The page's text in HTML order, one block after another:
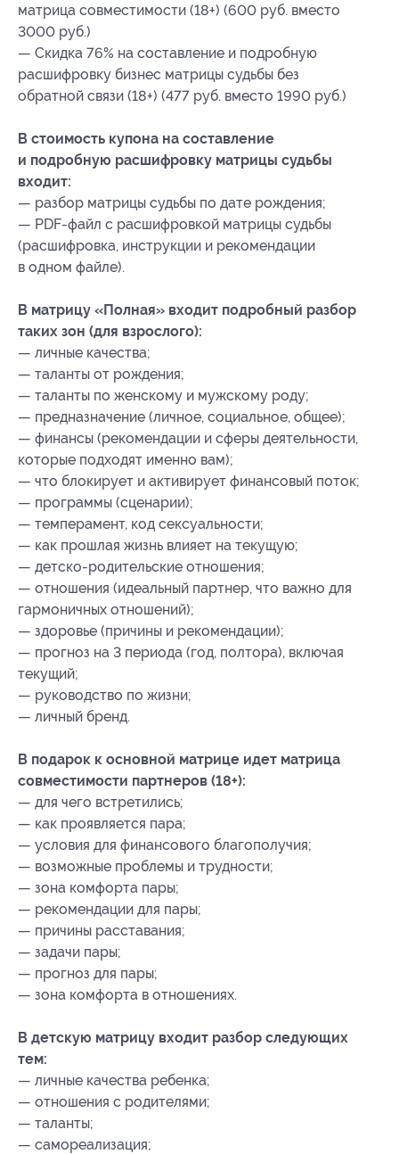
матрица совместимости (18+) (600 руб. вместо
3000 руб.)
— Скидка 76% на составление и подробную
расшифровку бизнес матрицы судьбы без
обратной связи (18+) (477 руб. вместо 1990 руб.)
В стоимость купона на составление
и подробную расшифровку матрицы судьбы
входит:
— разбор матрицы судьбы по дате рождения;
— PDF-файл с расшифровкой матрицы судьбы
(расшифровка, инструкции и рекомендации
в одном файле).
В матрицу «Полная» входит подробный разбор
таких зон (для взрослого):
— личные качества;
— таланты от рождения;
— таланты по женскому и мужскому роду;
— предназначение (личное, социальное, общее);
— финансы (рекомендации и сферы деятельности,
которые подходят именно вам);
— что блокирует и активирует финансовый поток;
— программы (сценарии);
— темперамент, код сексуальности;
— как прошлая жизнь влияет на текущую;
— детско-родительские отношения;
— отношения (идеальный партнер, что важно для
гармоничных отношений);
— здоровье (причины и рекомендации);
— прогноз на 3 периода (год, полтора), включая
текущий;
— руководство по жизни;
— личный бренд.
В подарок к основной матрице идет матрица
совместимости партнеров (18+):
— для чего встретились;
— как проявляется пара;
— условия для финансового благополучия;
— возможные проблемы и трудности;
— зона комфорта пары;
— рекомендации для пары;
— причины расставания;
— задачи пары;
— прогноз для пары;
— зона комфорта в отношениях.
В детскую матрицу входит разбор следующих
тем:
— личные качества ребенка;
— отношения с родителями;
— таланты;
— самореализация;